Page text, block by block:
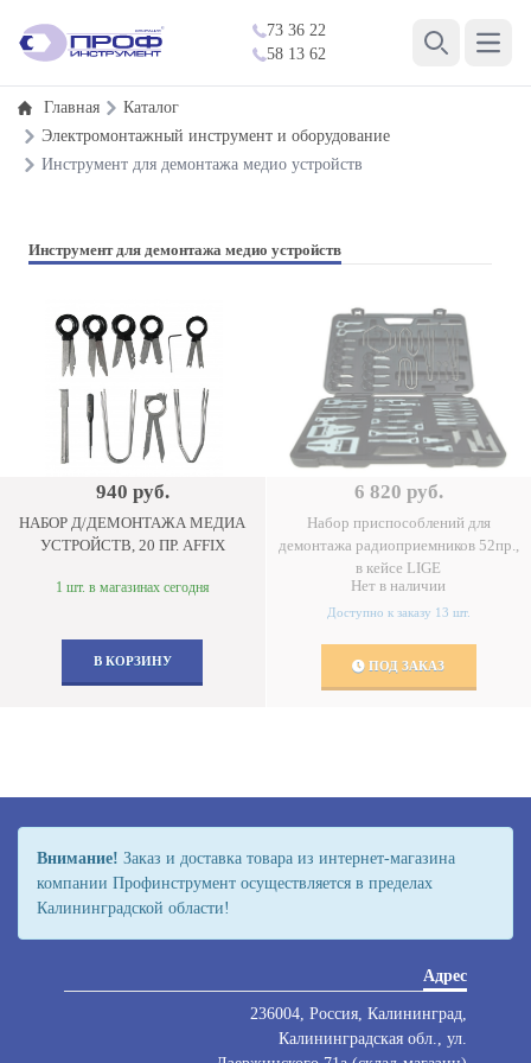
73 36 22
58 13 62
Open
Главная
Каталог
Электромонтажный инструмент и оборудование
Инструмент для демонтажа медио устройств
Инструмент для демонтажа медио устройств
940 руб.
НАБОР Д/ДЕМОНТАЖА МЕДИА
УСТРОЙСТВ, 20 ПР. AFFIX
1 шт. в магазинах сегодня
В КОРЗИНУ
6 820 руб.
Набор приспособлений для
демонтажа радиоприемников 52пр.,
в кейсе LIGE
Нет в наличии
Доступно к заказу 13 шт.
ПОД ЗАКАЗ
Внимание! Заказ и доставка товара из интернет-магазина
компании Профинструмент осуществляется в пределах
Калининградской области!
Адрес
236004, Россия, Калининград,
Калининградская обл., ул.